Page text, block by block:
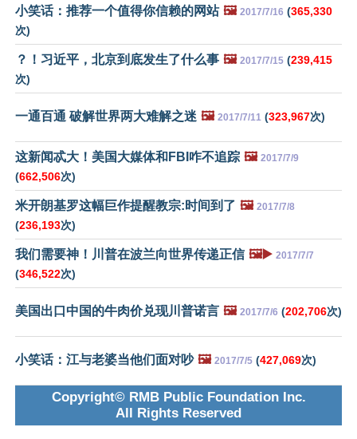
小笑话：推荐一个值得你信赖的网站 🖼️ 2017/7/16 (365,330
次)
？！习近平，北京到底发生了什么事 🖼️ 2017/7/15 (239,415
次)
一通百通 破解世界两大难解之迷 🖼️ 2017/7/11 (323,967次)
这新闻忒大！美国大媒体和FBI咋不追踪 🖼️ 2017/7/9
(662,506次)
米开朗基罗这幅巨作提醒教宗:时间到了 🖼️ 2017/7/8
(236,193次)
我们需要神！川普在波兰向世界传递正信 🖼️▶️ 2017/7/7
(346,522次)
美国出口中国的牛肉价兑现川普诺言 🖼️ 2017/7/6 (202,706次)
小笑话：江与老婆当他们面对吵 🖼️ 2017/7/5 (427,069次)
Copyright© RMB Public Foundation Inc.
All Rights Reserved